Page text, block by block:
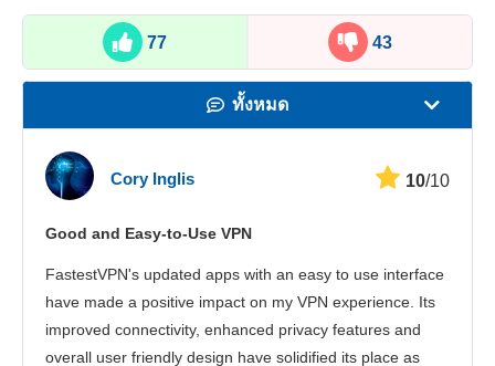
77 43
ทั้งหมด
บริการลูกค้า
Cory Inglis 10/10
Good and Easy-to-Use VPN
FastestVPN's updated apps with an easy to use interface
have made a positive impact on my VPN experience. Its
improved connectivity, enhanced privacy features and
overall user friendly design have solidified its place as